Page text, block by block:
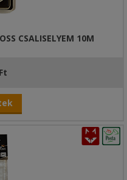
CSALISELYEM 10M